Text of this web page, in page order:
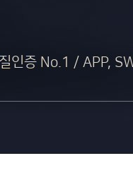
인증 No.1 / APP,